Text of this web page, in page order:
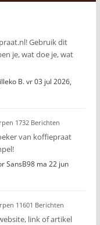
Gebruik dit
je, wat doe je, wat
B.vr 03 jul 2026,
1732 Berichten
van koffiepraat
SansB98 ma 22 jun
11601 Berichten
link of artikel